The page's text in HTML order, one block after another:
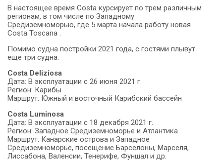
В настоящее время Costa курсирует по трем различным
регионам, в том числе по Западному
Средиземноморью, где 5 марта начала работу новая
Costa Toscana .
Помимо судна постройки 2021 года, с гостями плывут
еще три судна:
Costa Deliziosa
Дата: В эксплуатации с 26 июня 2021 г.
Регион: Карибы
Маршрут: Южный и восточный Карибский бассейн
Costa Luminosa
Дата: В эксплуатации с 18 декабря 2021 г.
Регион: Западное Средиземноморье и Атлантика
Маршрут: Канарские острова и Западное
Средиземноморье, посещение Барселоны, Марселя,
Лиссабона, Валенсии, Тенерифе, Фуншал и др.